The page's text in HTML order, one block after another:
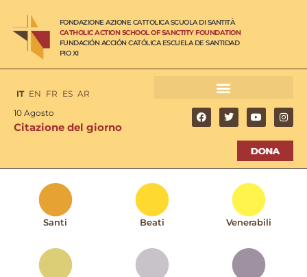
FONDAZIONE AZIONE CATTOLICA SCUOLA DI SANTITÀ
CATHOLIC ACTION SCHOOL OF SANCTITY FOUNDATION
FUNDACIÓN ACCIÓN CATÓLICA ESCUELA DE SANTIDAD
PIO XI
IT EN FR ES AR
10 Agosto
Citazione del giorno
Santi Beati Venerabili